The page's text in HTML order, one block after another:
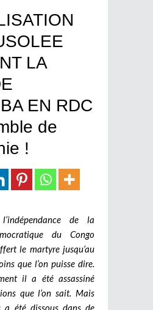
LA
EN RDC
de
!
de la
du Congo
le martyre jusqu’au
que l’on puisse dire.
il a été assassiné
que l’on sait. Mais
a été dissous dans de